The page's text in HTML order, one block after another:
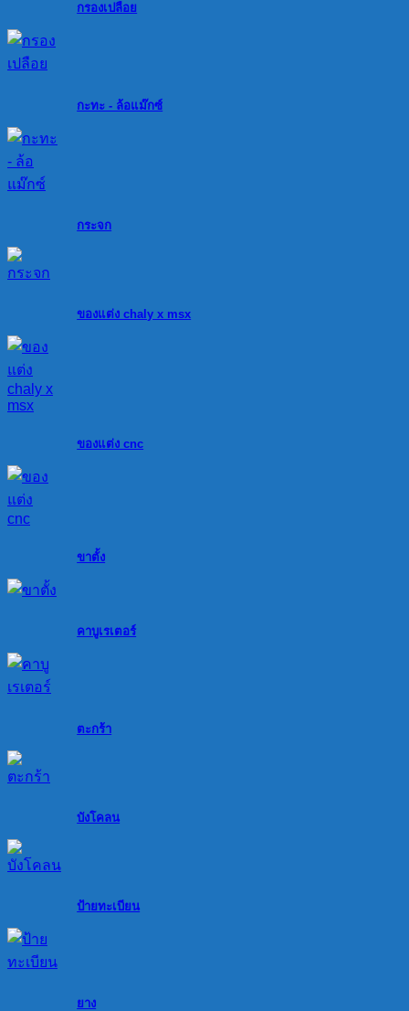
กรองเปลือย
กะทะ - ล้อแม๊กซ์
กระจก
ของแต่ง chaly x msx
ของแต่ง cnc
ขาตั้ง
คาบูเรเตอร์
ตะกร้า
บังโคลน
ป้ายทะเบียน
ยาง